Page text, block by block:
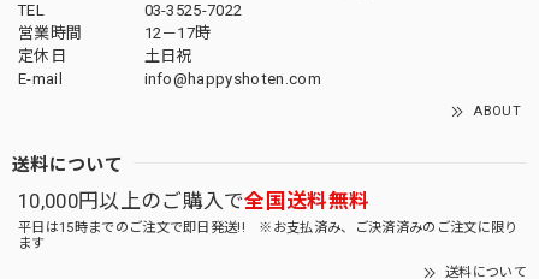
TEL
03-3525-7022
営業時間
12－17時
定休日
土日祝
E-mail
info@happyshoten.com
ABOUT
送料について
10,000円以上のご購入で全国送料無料
平日は15時までのご注文で即日発送!! ※お支払済み、ご決済済みのご注文に限り
ます
送料について